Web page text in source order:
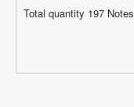
Total quantity 197 Notes